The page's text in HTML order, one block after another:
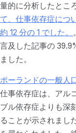
量的に分析したとこ
て、仕事依存症につ
約 12 分の 1 でした。
言及した記事の
ました。
ポーランドの一般人
仕事依存症は、アル
ブル依存症よりも深
ることが示されまし